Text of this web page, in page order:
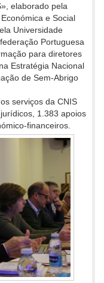
elaborado pela
e Social
Universidade
Portuguesa
para diretores
Estratégia Nacional
de Sem-Abrigo
serviços da CNIS
1.383 apoios
financeiros.